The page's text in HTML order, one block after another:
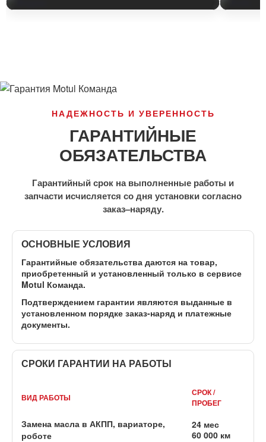
НАДЕЖНОСТЬ И УВЕРЕННОСТЬ
ГАРАНТИЙНЫЕ
ОБЯЗАТЕЛЬСТВА
Гарантийный срок на выполненные работы и
запчасти исчисляется со дня установки согласно
заказ–наряду.
ОСНОВНЫЕ УСЛОВИЯ
Гарантийные обязательства даются на товар,
приобретенный и установленный только в сервисе
Motul Команда.
Подтверждением гарантии являются выданные в
установленном порядке заказ-наряд и платежные
документы.
СРОКИ ГАРАНТИИ НА РАБОТЫ
ВИД РАБОТЫ
СРОК /
ПРОБЕГ
Замена масла в АКПП, вариаторе,
роботе
24 мес
60 000 км